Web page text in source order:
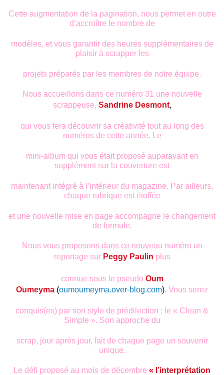
Cette augmentation de la pagination, nous permet en outre
d’accroître le nombre de
modèles, et vous garantir des heures supplémentaires de
plaisir à scrapper les
projets préparés par les membres de notre équipe.
Nous accueillons dans ce numéro 31 une nouvelle
scrappeuse, Sandrine Desmont,
qui vous fera découvrir sa créativité tout au long des
numéros de cette année. Le
mini-album qui vous était proposé auparavant en
supplément sur la couverture est
maintenant intégré à l’intérieur du magazine. Par ailleurs,
chaque rubrique est étoffée
et une nouvelle mise en page accompagne le changement
de formule.
Nous vous proposons dans ce nouveau numéro un
reportage sur Peggy Paulin plus
connue sous le pseudo Oum
Oumeyma (oumoumeyma.over-blog.com). Vous serez
conquis(es) par son style de prédilection : le « Clean &
Simple ». Son approche du
scrap, jour après jour, fait de chaque page un souvenir
unique.
Le défi proposé au mois de décembre « l’interprétation